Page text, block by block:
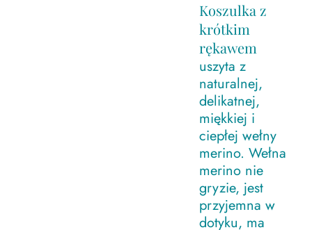
Koszulka z
krótkim
rękawem
uszyta z
naturalnej,
delikatnej,
miękkiej i
ciepłej wełny
merino. Wełna
merino nie
gryzie, jest
przyjemna w
dotyku, ma